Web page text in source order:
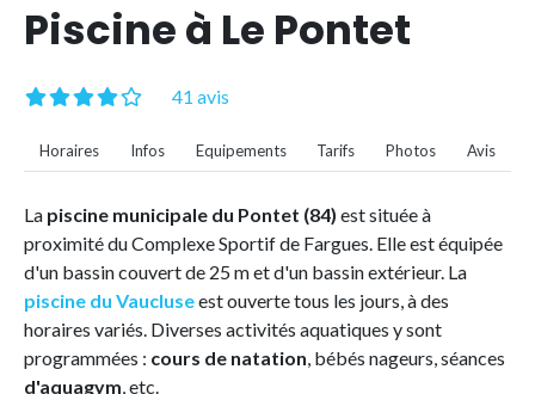
Piscine à Le Pontet
41 avis
Horaires Infos Equipements Tarifs Photos Avis
La piscine municipale du Pontet (84) est située à
proximité du Complexe Sportif de Fargues. Elle est équipée
d'un bassin couvert de 25 m et d'un bassin extérieur. La
piscine du Vaucluseest ouverte tous les jours, à des
horaires variés. Diverses activités aquatiques y sont
programmées : cours de natation, bébés nageurs, séances
d'aquagym, etc.